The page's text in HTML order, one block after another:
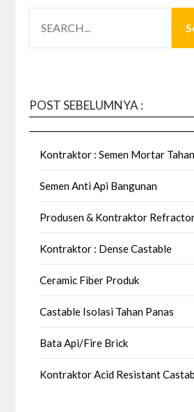
POST SEBELUMNYA :
Kontraktor : Semen Mortar
Semen Anti Api Bangunan
Produsen & Kontraktor
Kontraktor : Dense Castable
Ceramic Fiber Produk
Castable Isolasi Tahan Panas
Bata Api/Fire Brick
Kontraktor Acid Resistant